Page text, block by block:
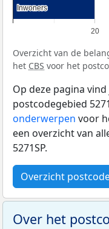
20
Inwoners
Inwoners
Overzicht van de
het CBS voor het
Op deze pagina vind
postcodegebied
onderwerpen voor
een overzicht van
5271SP.
Overzicht
Over het